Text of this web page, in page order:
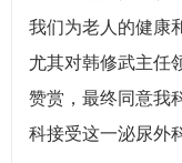
我们为老人的健康
尤其对韩修武主任
赞赏，最终同意我
科接受这一泌尿外